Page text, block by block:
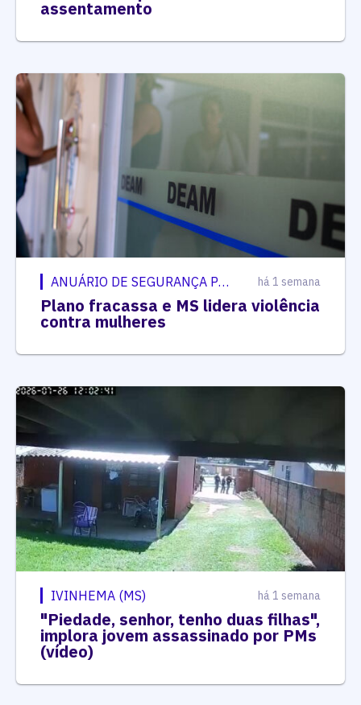
assentamento
ANUÁRIO DE SEGURANÇA PÚBLICA há 1 semana
Plano fracassa e MS lidera violência
contra mulheres
IVINHEMA (MS) há 1 semana
"Piedade, senhor, tenho duas filhas",
implora jovem assassinado por PMs
(vídeo)